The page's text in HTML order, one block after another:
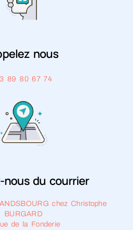
nous
89 80 67 74
nous du courrier
chez Christophe
BURGARD
de la Fonderie